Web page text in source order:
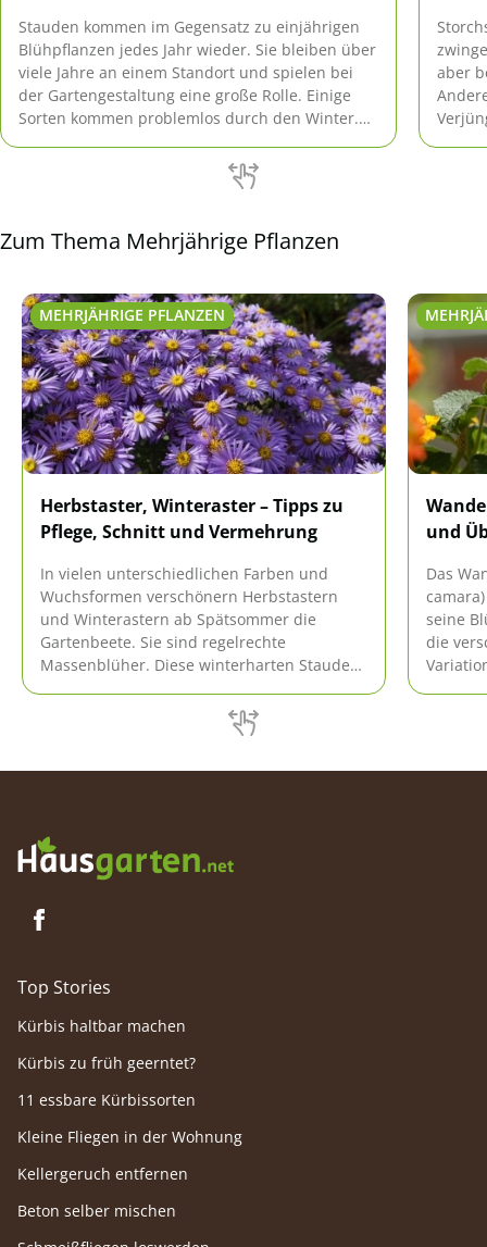
Stauden kommen im Gegensatz zu einjährigen
Blühpflanzen jedes Jahr wieder. Sie bleiben über
viele Jahre an einem Standort und spielen bei
der Gartengestaltung eine große Rolle. Einige
Sorten kommen problemlos durch den Winter.
aber
Zum Thema Mehrjährige Pflanzen
MEHRJÄHRIGE PFLANZEN
Herbstaster, Winteraster – Tipps zu
Pflege, Schnitt und Vermehrung
In vielen unterschiedlichen Farben und
Wuchsformen verschönern Herbstastern
und Winterastern ab Spätsommer die
Gartenbeete. Sie sind regelrechte
Massenblüher. Diese winterharten Stauden
blühenden Container-Chrysanthemen, die
im Spätsommer in den Supermärkten
und
Das
seine
die
Top Stories
Kürbis haltbar machen
Kürbis zu früh geerntet?
11 essbare Kürbissorten
Kleine Fliegen in der Wohnung
Kellergeruch entfernen
Beton selber mischen